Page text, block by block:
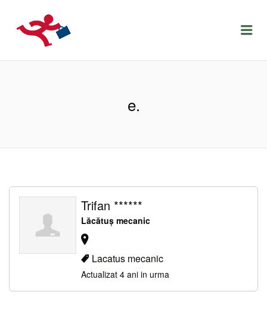
LOCURIDEMUNCACLUJ.NET
e.
Trifan ******
Lăcătuș mecanic
Lacatus mecanic
Actualizat 4 ani in urma